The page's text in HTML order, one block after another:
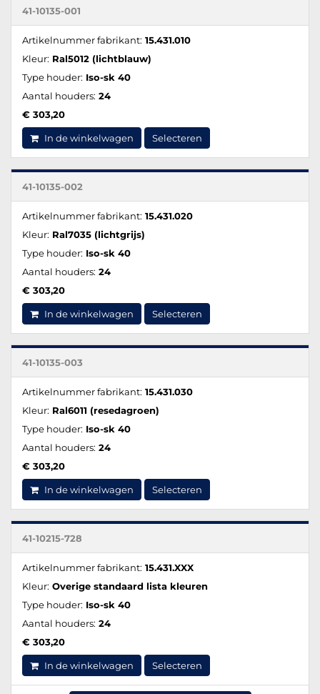
41-10135-001
Artikelnummer fabrikant: 15.431.010
Kleur: Ral5012 (lichtblauw)
Type houder: Iso-sk 40
Aantal houders: 24
€ 303,20
In de winkelwagen Selecteren
41-10135-002
Artikelnummer fabrikant: 15.431.020
Kleur: Ral7035 (lichtgrijs)
Type houder: Iso-sk 40
Aantal houders: 24
€ 303,20
In de winkelwagen Selecteren
41-10135-003
Artikelnummer fabrikant: 15.431.030
Kleur: Ral6011 (resedagroen)
Type houder: Iso-sk 40
Aantal houders: 24
€ 303,20
In de winkelwagen Selecteren
41-10215-728
Artikelnummer fabrikant: 15.431.XXX
Kleur: Overige standaard lista kleuren
Type houder: Iso-sk 40
Aantal houders: 24
€ 303,20
In de winkelwagen Selecteren